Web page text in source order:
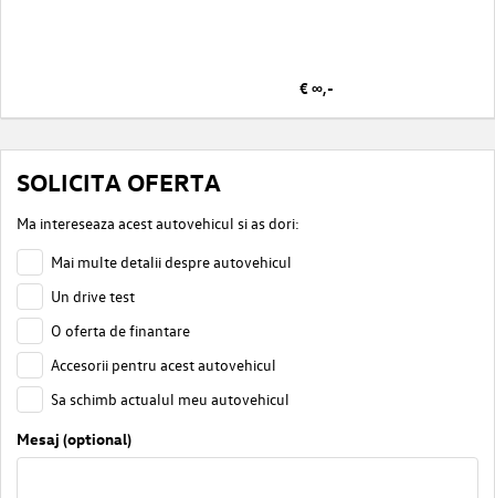
€ ∞,-
SOLICITA OFERTA
Ma intereseaza acest autovehicul si as dori:
Mai multe detalii despre autovehicul
Un drive test
O oferta de finantare
Accesorii pentru acest autovehicul
Sa schimb actualul meu autovehicul
Mesaj (optional)